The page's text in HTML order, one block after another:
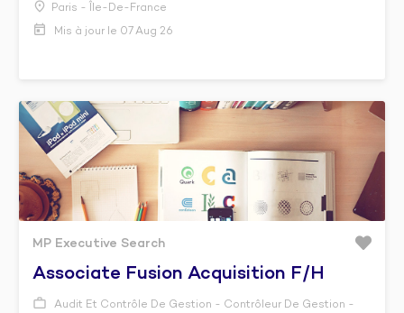
Paris - Île-De-France
Mis à jour le 07 Aug 26
MP Executive Search
Associate Fusion Acquisition F/h
Audit Et Contrôle De Gestion - Contrôleur De Gestion -